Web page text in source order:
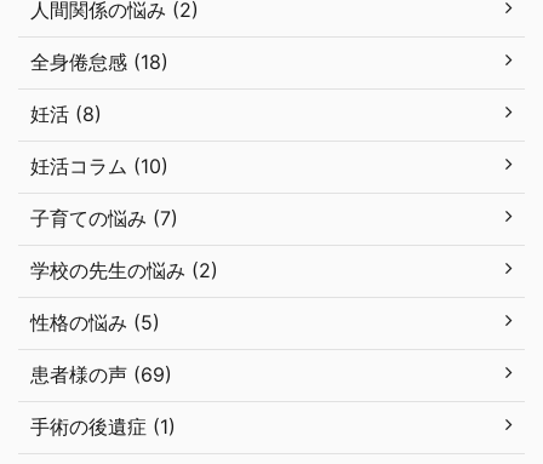
人間関係の悩み (2)
全身倦怠感 (18)
妊活 (8)
妊活コラム (10)
子育ての悩み (7)
学校の先生の悩み (2)
性格の悩み (5)
患者様の声 (69)
手術の後遺症 (1)